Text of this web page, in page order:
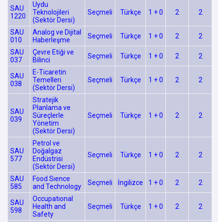
SAU
1220
Uydu
Teknolojileri
(Sektör Dersi)
Seçmeli Türkçe 1 + 0 2 2
SAU
010
Analog ve Dijital
Haberleşme
Seçmeli Türkçe 1 + 0 2 2
SAU
037
Çevre Etiği ve
Bilinci
Seçmeli Türkçe 1 + 0 2 2
SAU
038
E-Ticaretin
Temelleri
(Sektör Dersi)
Seçmeli Türkçe 1 + 0 2 2
SAU
039
Stratejik
Planlama ve
Süreçlerle
Yönetim
(Sektör Dersi)
Seçmeli Türkçe 1 + 0 2 2
SAU
577
Petrol ve
Doğalgaz
Endüstrisi
(Sektör Dersi)
Seçmeli Türkçe 1 + 0 2 2
SAU
585
Food Sıence
and Technology
Seçmeli İngilizce 1 + 0 2 2
SAU
598
Occupatıonal
Health and
Safety
Seçmeli Türkçe 1 + 0 2 2